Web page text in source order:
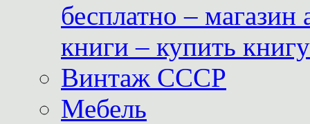
бесплатно –
книги – купить
Винтаж СССР
Мебель